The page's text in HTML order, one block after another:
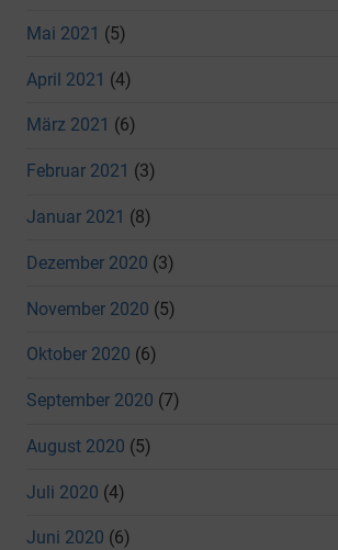
Mai 2021 (5)
April 2021 (4)
März 2021 (6)
Februar 2021 (3)
Januar 2021 (8)
Dezember 2020 (3)
November 2020 (5)
Oktober 2020 (6)
September 2020 (7)
August 2020 (5)
Juli 2020 (4)
Juni 2020 (6)